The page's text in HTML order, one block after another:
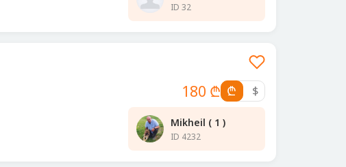
ID 32
180 ₾ ₾ $
Mikheil ( 1 )
ID 4232